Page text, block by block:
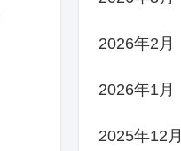
2026年2月
2026年1月
2025年12月